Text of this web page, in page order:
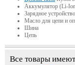
Аккумулятор (Li-
Зарядное
Масло для цепи и
Шина
Цепь
Все товары